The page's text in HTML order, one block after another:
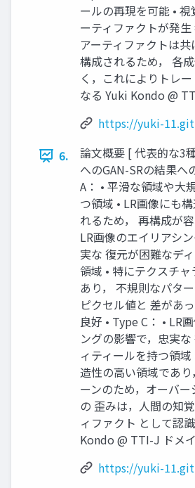
ールの再現を可能 •
ーティファクトが発
アーティファクトは
構成されるため， 各
く，これによりトレ
なる Yuki Kondo @
https://yuki-
6.
論文概要 [ 代表的な3
へのGAN-SRの結果へ
A： • 平滑な領域や大
つ領域 • LR画像にも
れるため， 再構成が
LR画像のエイリアシ
実な 復元が困難なデ
領域 • 特にテクスチ
あり， 不規則なパタ
ピクセル値と 差があ
良好 • Type C： • LR
ングの影響で，忠実
ィティールを持つ領
造性の高い領域であ
ーンのため，オーバ
の 歪みは，人間の知
ィファクト として認
Kondo @ TTI-J ドメ
https://yuki-